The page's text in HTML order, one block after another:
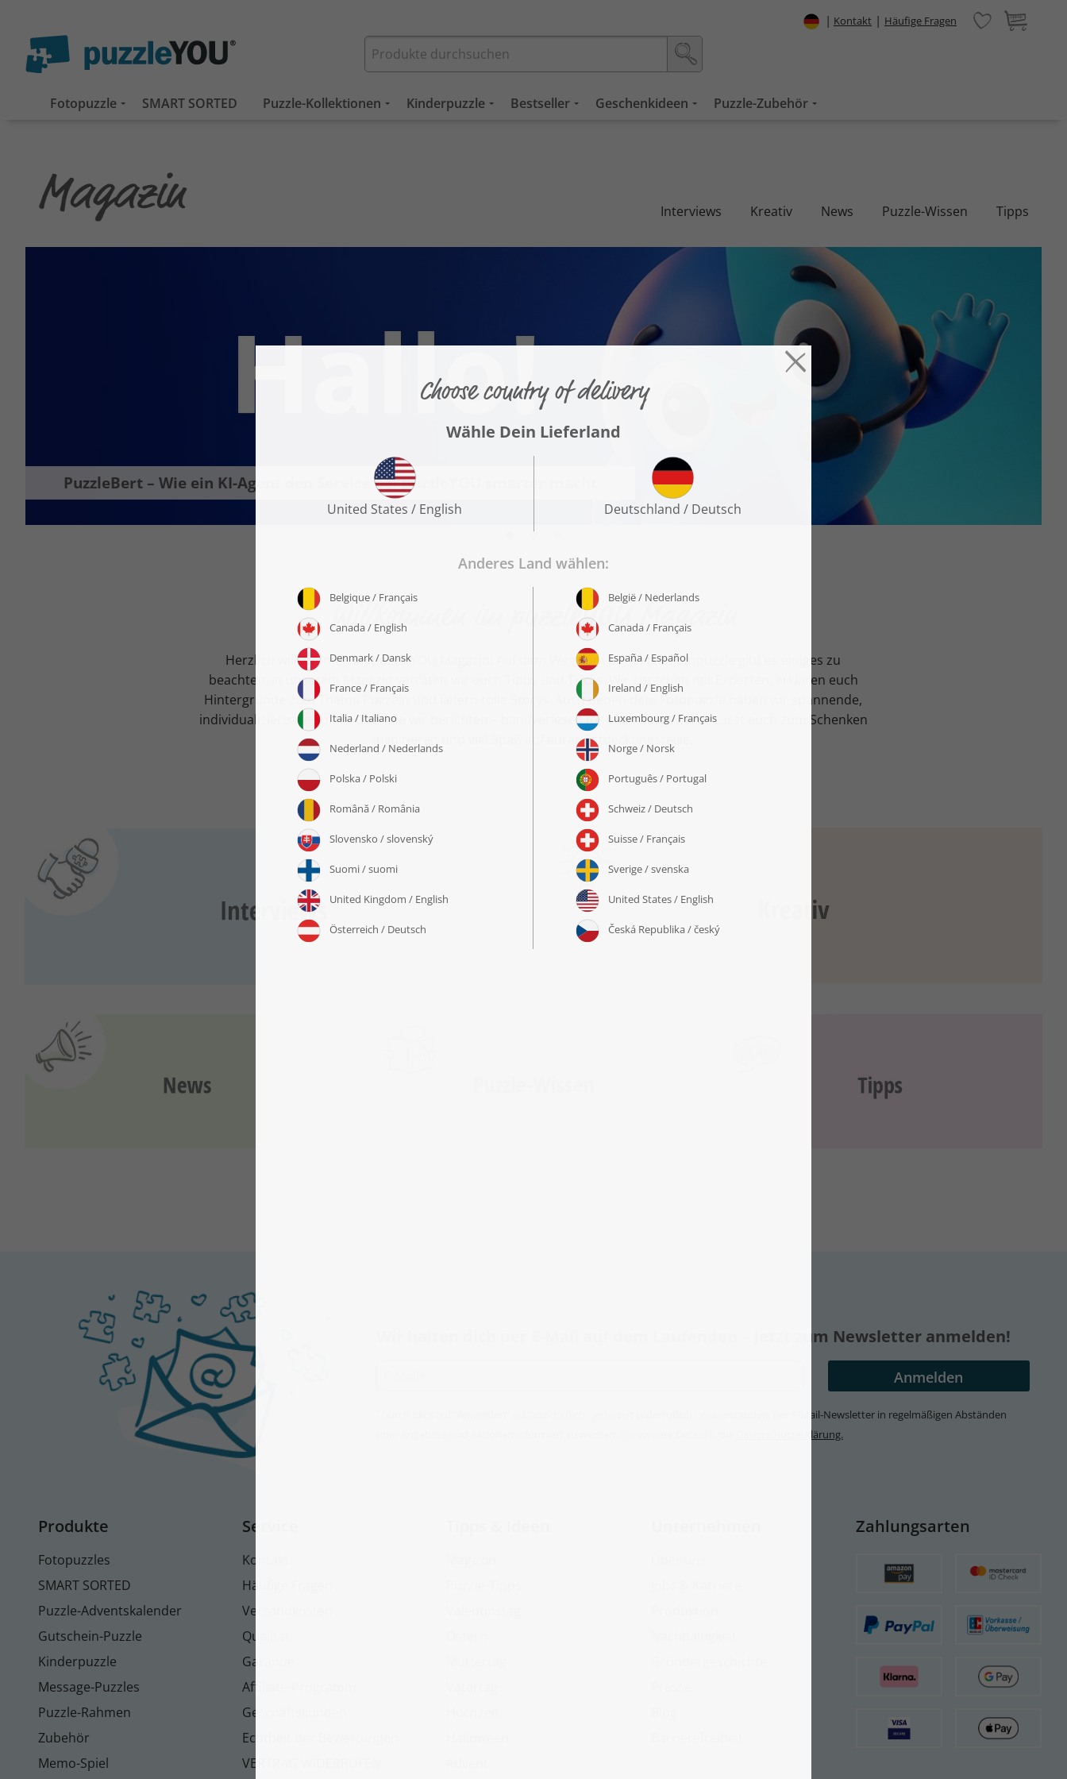
| Kontakt | Häufige Fragen
Fotopuzzle SMART SORTED Puzzle-Kollektionen Kinderpuzzle Bestseller Geschenkideen Puzzle-Zubehör
Interviews Kreativ News Puzzle-Wissen Tipps
PuzzleBert – Wie ein KI-Agent den Service bei puzzleYOU smarter macht
Willkommen im puzzleYOU Magazin
Herzlich willkommen im puzzleYOU Magazin! Auf dem Weg zum perfekten Fotopuzzle gibt es einiges zu
beachten. In unserem Magazin verraten wir euch Tipps und Tricks. Wir sprechen mit Experten, erklären euch
Hintergründe zum Thema Puzzeln und liefern tolle Storys. Auch neben dem Fotopuzzle haben wir spannende,
individualisierbare Spiele, über die wir berichten – handverlesen für euch ausgewählt. Lasst euch zum Schenken
inspirieren und viel Spaß auf eurer Entdeckungsreise.
Wir halten dich per E-Mail auf dem Laufenden – Jetzt zum Newsletter anmelden!
Durch Klick auf "Anmelden" erklärst du dich - jederzeit widerruflich - einverstanden, per E-Mail-Newsletter in regelmäßigen Abständen
Datenschutzerklärung.
Produkte
Fotopuzzles
SMART SORTED
Puzzle-Adventskalender
Gutschein-Puzzle
Kinderpuzzle
Message-Puzzles
Puzzle-Rahmen
Zubehör
Memo-Spiel
Service
Kontakt
Häufige Fragen
Versandkosten
Qualität
Garantie
Affiliate-Programm
Geschäftskunden
Echtheit der Bewertungen
VERTRAG WIDERRUFEN
Zahlungsarten